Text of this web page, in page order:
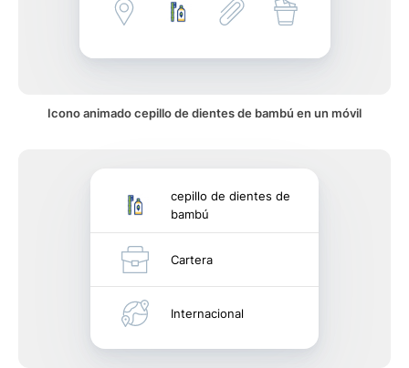
Icono animado cepillo de dientes de bambú en un móvil
cepillo de dientes de
bambú
Cartera
Internacional